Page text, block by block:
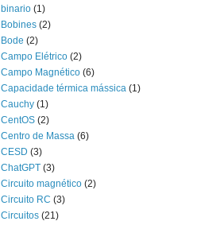
binario (1)
Bobines (2)
Bode (2)
Campo Elétrico (2)
Campo Magnético (6)
Capacidade térmica mássica (1)
Cauchy (1)
CentOS (2)
Centro de Massa (6)
CESD (3)
ChatGPT (3)
Circuito magnético (2)
Circuito RC (3)
Circuitos (21)